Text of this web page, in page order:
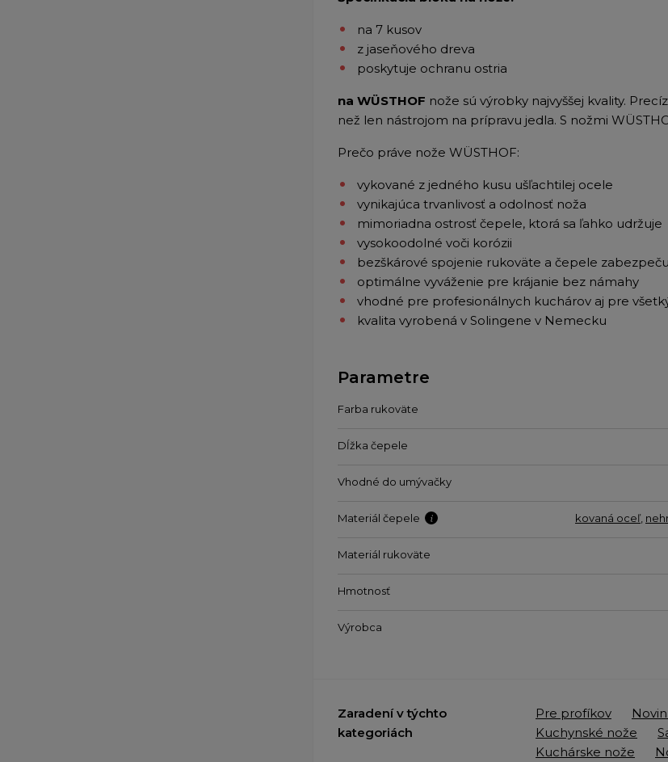
na 7 kusov
z jaseňového dreva
poskytuje ochranu ostria
na WÜSTHOF nože sú výrobky najvyššej kvality.
než len nástrojom na prípravu jedla. S nožmi
Prečo práve nože WÜSTHOF:
vykované z jedného kusu ušľachtilej ocele
vynikajúca trvanlivosť a odolnosť noža
mimoriadna ostrosť čepele, ktorá sa ľahko udržuje
vysokoodolné voči korózii
bezškárové spojenie rukoväte a čepele
optimálne vyváženie pre krájanie bez námahy
vhodné pre profesionálnych kuchárov aj pre
kvalita vyrobená v Solingene v Nemecku
Parametre
Farba rukoväte
Dĺžka čepele
Vhodné do umývačky
Materiál čepele kovaná oceľ
Materiál rukoväte
Hmotnosť
Výrobca
Zaradení v týchto
kategoriách
Pre profíkov
Kuchynské nože
Kuchárske nože